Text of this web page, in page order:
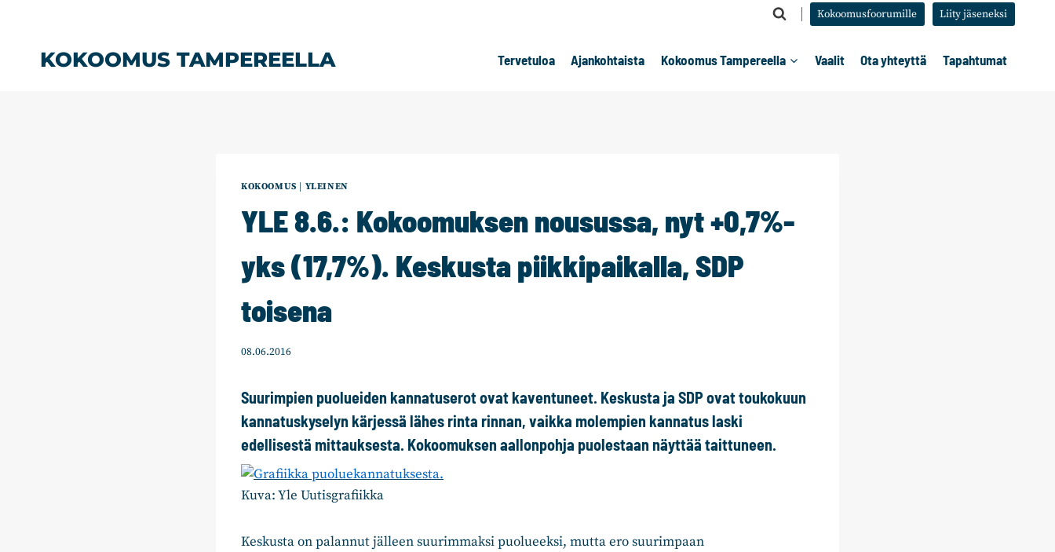
Kokoomusfoorumille Liity jäseneksi
KOKOOMUS TAMPEREELLA Tervetuloa Ajankohtaista Kokoomus Tampereella Vaalit Ota yhteyttä Tapahtumat
KOKOOMUS YLEINEN
YLE 8.6.: Kokoomuksen nousussa, nyt +0,7%-
yks (17,7%). Keskusta piikkipaikalla, SDP
toisena
08.06.2016
Suurimpien puolueiden kannatuserot ovat kaventuneet. Keskusta ja SDP ovat toukokuun
kannatuskyselyn kärjessä lähes rinta rinnan, vaikka molempien kannatus laski
edellisestä mittauksesta. Kokoomuksen aallonpohja puolestaan näyttää taittuneen.
Kuva: Yle Uutisgrafiikka
Keskusta on palannut jälleen suurimmaksi puolueeksi, mutta ero suurimpaan